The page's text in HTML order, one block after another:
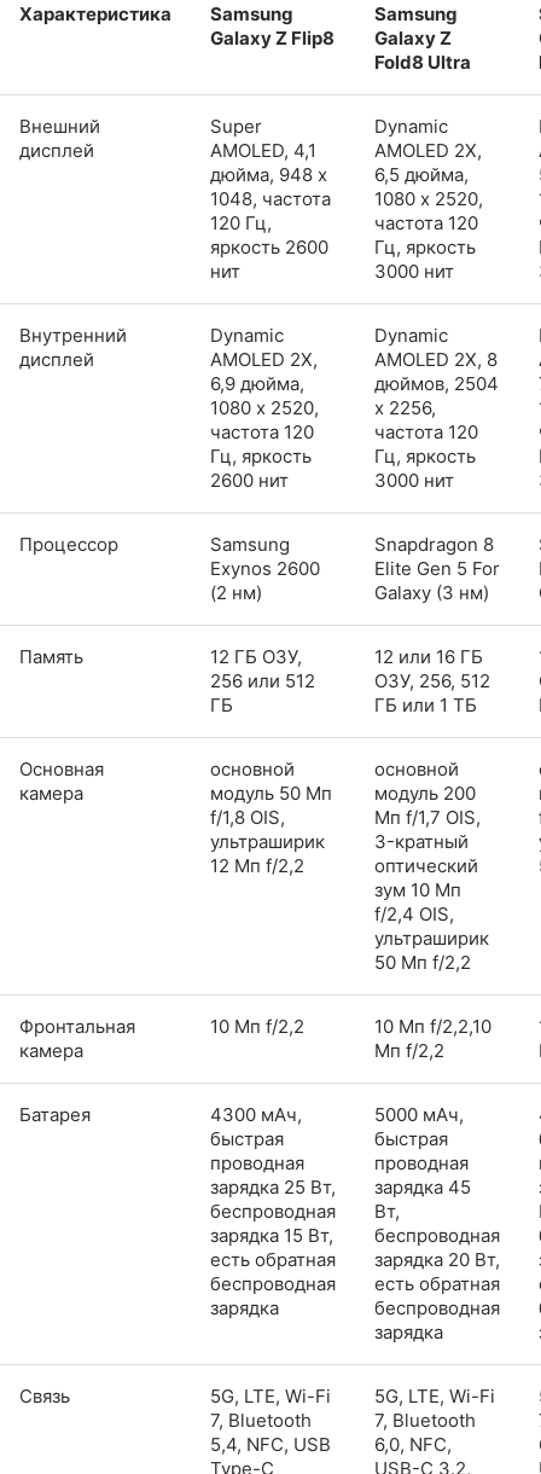
Характеристика
Samsung
Galaxy Z Flip8
Samsung
Galaxy Z
Fold8 Ultra
Внешний
дисплей
Super
AMOLED, 4,1
дюйма, 948 x
1048, частота
120 Гц,
яркость 2600
нит
Dynamic
AMOLED 2X,
6,5 дюйма,
1080 x 2520,
частота 120
Гц, яркость
3000 нит
Внутренний
дисплей
Dynamic
AMOLED 2X,
6,9 дюйма,
1080 x 2520,
частота 120
Гц, яркость
2600 нит
Dynamic
AMOLED 2X, 8
дюймов, 2504
x 2256,
частота 120
Гц, яркость
3000 нит
Процессор
Samsung
Exynos 2600
(2 нм)
Snapdragon 8
Elite Gen 5 For
Galaxy (3 нм)
Память
12 ГБ ОЗУ,
256 или 512
ГБ
12 или 16 ГБ
ОЗУ, 256, 512
ГБ или 1 ТБ
Основная
камера
основной
модуль 50 Мп
f/1,8 OIS,
ультраширик
12 Мп f/2,2
основной
модуль 200
Мп f/1,7 OIS,
3-кратный
оптический
зум 10 Мп
f/2,4 OIS,
ультраширик
50 Мп f/2,2
Фронтальная
камера
10 Мп f/2,2
10 Мп f/2,2,10
Мп f/2,2
Батарея
4300 мАч,
быстрая
проводная
зарядка 25 Вт,
беспроводная
зарядка 15 Вт,
есть обратная
беспроводная
зарядка
5000 мАч,
быстрая
проводная
зарядка 45
Вт,
беспроводная
зарядка 20 Вт,
есть обратная
беспроводная
зарядка
Связь
5G, LTE, Wi-Fi
7, Bluetooth
5,4, NFC, USB
Type-C
5G, LTE, Wi-Fi
7, Bluetooth
6,0, NFC,
USB-C 3.2,